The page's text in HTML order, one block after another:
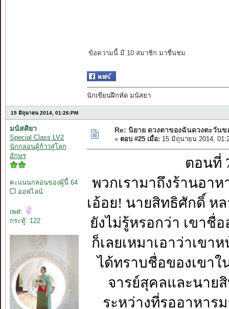
ข้อความนี้ มี 10 สมาชิก มาชื่นชม
นักเขียนฝึกหัด มนัสยา
15 มิถุนายน 2014, 01:26:PM
มนัสศิยา
Special Class LV2
นักกลอนผู้ก้าวสู่โลก
อักษร
คะแนนกลอนของผู้นี้ 64
ออฟไลน์
เพศ:
กระทู้: 122
Re: นิยาย ดวงตาของฉันดวงตะวัน
« ตอบ #25 เมื่อ: 15 มิถุนายน 2014,
ตอนที่ 7
พวกเรามาถึงร้านอาห
เอ้อย! นายสิทธิศักดิ์ ห
ยังไม่รู้หรอกว่า เขาชื่
ก็เลยเหมาเอาว่าเข
ได้ทราบชื่อของเขาใ
จารย์สุคลและนาย
ระหว่างที่รออาหาร